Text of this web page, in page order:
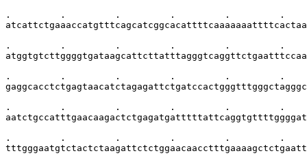
.         .         .         .         .         .
.         .         .         .         .         .
.         .         .         .         .         .
.         .         .         .         .         .
.         .         .         .         .         .